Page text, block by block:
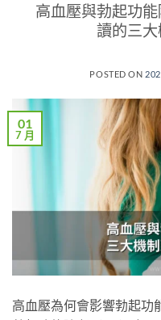
高血壓與勃起功
讀的三
POSTED ON
01
7 月
高血壓為何會影響勃起功